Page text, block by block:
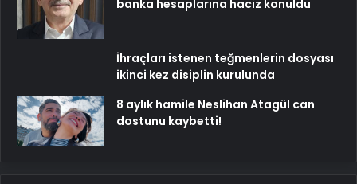
banka hesaplarına haciz konuldu
İhraçları istenen teğmenlerin dosyası
ikinci kez disiplin kurulunda
8 aylık hamile Neslihan Atagül can
dostunu kaybetti!